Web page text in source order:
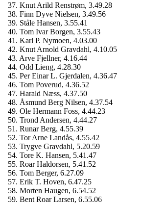
37. Knut Arild Renstrøm, 3.49.28
38. Finn Dyve Nielsen, 3.49.56
39. Ståle Hansen, 3.55.41
40. Tom Ivar Borgen, 3.55.43
41. Karl P. Nymoen, 4.03.00
42. Knut Arnold Gravdahl, 4.10.05
43. Arve Fjellner, 4.16.44
44. Odd Lieng, 4.28.30
45. Per Einar L. Gjerdalen, 4.36.47
46. Tom Poverud, 4.36.52
47. Harald Næss, 4.37.50
48. Åsmund Berg Nilsen, 4.37.54
49. Ole Hermann Foss, 4.44.23
50. Trond Andersen, 4.44.27
51. Runar Berg, 4.55.39
52. Tor Arne Landås, 4.55.42
53. Trygve Gravdahl, 5.20.59
54. Tore K. Hansen, 5.41.47
55. Roar Haldorsen, 5.41.52
56. Tom Berger, 6.27.09
57. Erik T. Hoven, 6.47.25
58. Morten Haugen, 6.54.52
59. Bent Roar Larsen, 6.55.06